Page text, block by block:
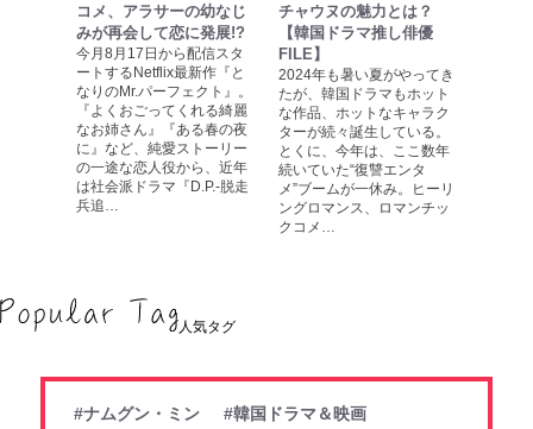
コメ、アラサーの幼なじ
みが再会して恋に発展!?
今月8月17日から配信スタ
ートするNetflix最新作『と
なりのMr.パーフェクト』。
『よくおごってくれる綺麗
なお姉さん』『ある春の夜
に』など、純愛ストーリー
の一途な恋人役から、近年
は社会派ドラマ『D.P.-脱走
兵追…
チャウヌの魅力とは？
【韓国ドラマ推し俳優
FILE】
2024年も暑い夏がやってき
たが、韓国ドラマもホット
な作品、ホットなキャラク
ターが続々誕生している。
とくに、今年は、ここ数年
続いていた“復讐エンタ
メ”ブームが一休み。ヒーリ
ングロマンス、ロマンチッ
クコメ…
人気タグ
#ナムグン・ミン
#韓国ドラマ＆映画